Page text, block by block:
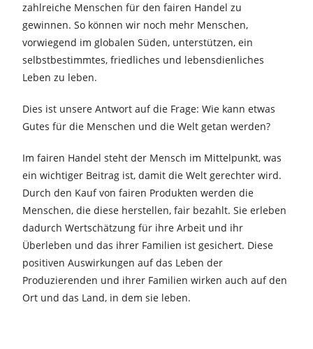
zahlreiche Menschen für den fairen Handel zu
gewinnen. So können wir noch mehr Menschen,
vorwiegend im globalen Süden, unterstützen, ein
selbstbestimmtes, friedliches und lebensdienliches
Leben zu leben.
Dies ist unsere Antwort auf die Frage: Wie kann etwas
Gutes für die Menschen und die Welt getan werden?
Im fairen Handel steht der Mensch im Mittelpunkt, was
ein wichtiger Beitrag ist, damit die Welt gerechter wird.
Durch den Kauf von fairen Produkten werden die
Menschen, die diese herstellen, fair bezahlt. Sie erleben
dadurch Wertschätzung für ihre Arbeit und ihr
Überleben und das ihrer Familien ist gesichert. Diese
positiven Auswirkungen auf das Leben der
Produzierenden und ihrer Familien wirken auch auf den
Ort und das Land, in dem sie leben.